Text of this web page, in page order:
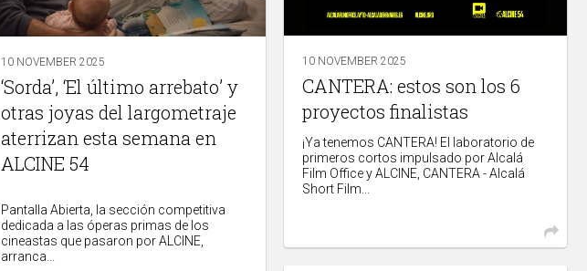
10 NOVEMBER 2025
‘Sorda’, ‘El último arrebato’ y
otras joyas del largometraje
aterrizan esta semana en
ALCINE 54
Pantalla Abierta, la sección competitiva
dedicada a las óperas primas de los
cineastas que pasaron por ALCINE,
arranca...
10 NOVEMBER 2025
CANTERA: estos son los 6
proyectos finalistas
¡Ya tenemos CANTERA! El laboratorio de
primeros cortos impulsado por Alcalá
Film Office y ALCINE, CANTERA - Alcalá
Short Film...